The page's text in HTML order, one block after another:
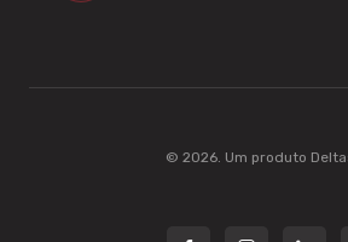
© 2026. Um produto